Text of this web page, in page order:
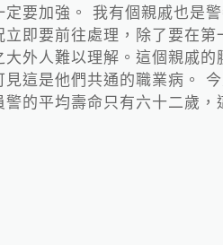
要加強。 我有個親戚也是
即要前往處理，除了要在第
外人難以理解。這個親戚的
這是他們共通的職業病。
的平均壽命只有六十二歲，